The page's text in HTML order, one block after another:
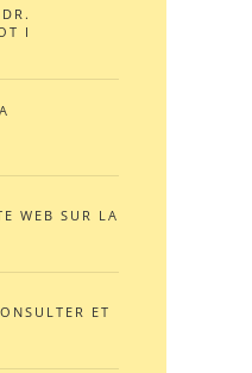
I
WEB SUR LA
ET